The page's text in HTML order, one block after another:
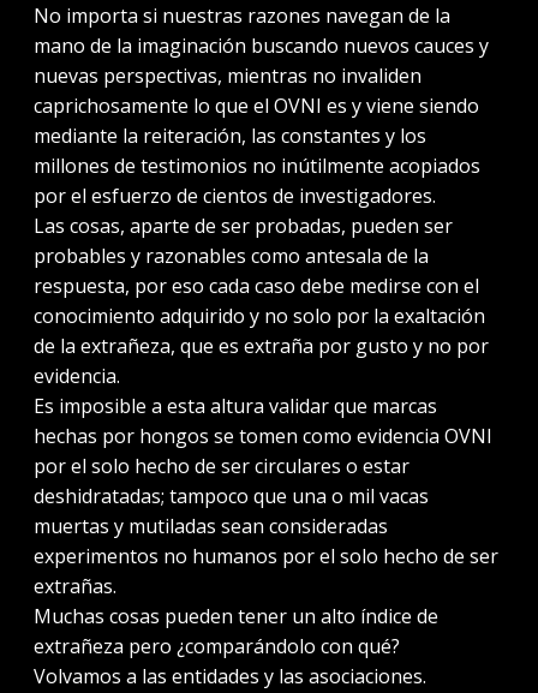
No importa si nuestras razones navegan de la
mano de la imaginación buscando nuevos cauces y
nuevas perspectivas, mientras no invaliden
caprichosamente lo que el OVNI es y viene siendo
mediante la reiteración, las constantes y los
millones de testimonios no inútilmente acopiados
por el esfuerzo de cientos de investigadores.
Las cosas, aparte de ser probadas, pueden ser
probables y razonables como antesala de la
respuesta, por eso cada caso debe medirse con el
conocimiento adquirido y no solo por la exaltación
de la extrañeza, que es extraña por gusto y no por
evidencia.
Es imposible a esta altura validar que marcas
hechas por hongos se tomen como evidencia OVNI
por el solo hecho de ser circulares o estar
deshidratadas; tampoco que una o mil vacas
muertas y mutiladas sean consideradas
experimentos no humanos por el solo hecho de ser
extrañas.
Muchas cosas pueden tener un alto índice de
extrañeza pero ¿comparándolo con qué?
Volvamos a las entidades y las asociaciones.